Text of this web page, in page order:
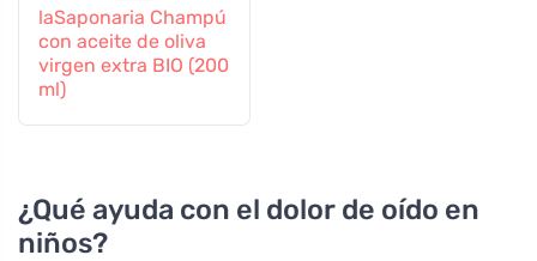
laSaponaria Champú
con aceite de oliva
virgen extra BIO (200
ml)
¿Qué ayuda con el dolor de oído en
niños?